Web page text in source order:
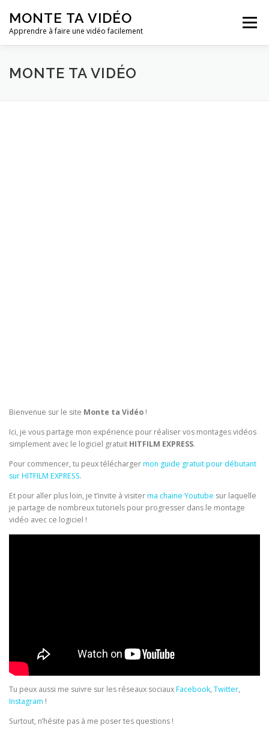
contenu
MONTE TA VIDÉO
Apprendre à faire une vidéo facilement
Menu
MONTE TA VIDÉO
Bienvenue sur le site Monte ta Vidéo !
Ici, je vous partage mon expérience pour réaliser vos montages vidéos
simplement avec le logiciel gratuit HITFILM EXPRESS.
Pour commencer, tu peux téléchargermon guide gratuit pour débutant
sur HITFILM EXPRESS.
Et pour aller plus loin, je t’invite à visiterma chaine Youtube sur laquelle
je partage de nombreux tutoriels pour progresser dans le montage
vidéo avec ce logiciel !
Tu peux aussi me suivre sur les réseaux sociauxFacebook, Twitter,
Instagram !
Surtout, n’hésite pas à me poser tes questions !